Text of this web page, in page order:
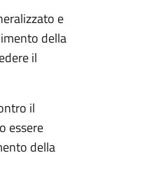
e
della
il
il
essere
della